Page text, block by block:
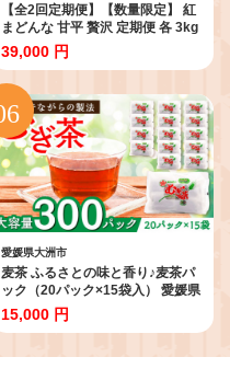
【全2回定期便】【数量限定】 紅
まどんな 甘平 贅沢 定期便 各 3kg
愛媛県大洲市/愛媛たいき農業協同
組合[AGAO013] みかん ミカン 甘
平 かんぺい 紅マドンナ 果物 くだ
もの フルーツ 愛媛県産 大洲市産
産地直送 おすすめ 人気 お取り寄
せ 送料無料 贈答 ギフト
39,000 円
愛媛県大洲市
麦茶 ふるさとの味と香り♪麦茶パ
ック（20パック×15袋入） 愛媛県
大洲市/一般社団法人キタ・マネジ
メント（大洲まちの駅あさもや）
パック ティータイム おすすめ 人
15,000 円